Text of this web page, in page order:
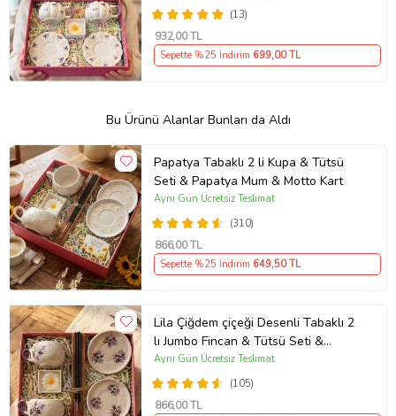
(13)
932,00 TL
Sepette %25 İndirim 699,00 TL
Bu Ürünü Alanlar Bunları da Aldı
Papatya Tabaklı 2 li Kupa & Tütsü
Seti & Papatya Mum & Motto Kart
(310)
Aynı Gün Ücretsiz Teslimat
866,00 TL
Sepette %25 İndirim 649,50 TL
Lila Çiğdem çiçeği Desenli Tabaklı 2
lı Jumbo Fincan & Tütsü Seti &
Papatya Mum &
(105)
Aynı Gün Ücretsiz Teslimat
866,00 TL